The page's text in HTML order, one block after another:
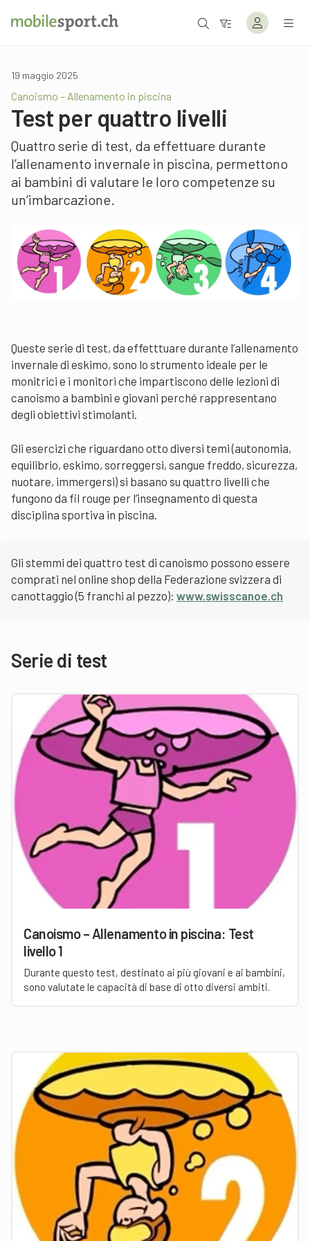
19 maggio 2025
Canoismo – Allenamento in piscina
Test per quattro livelli
Quattro serie di test, da effettuare durante
l’allenamento invernale in piscina, permettono
ai bambini di valutare le loro competenze su
un’imbarcazione.
Queste serie di test, da effetttuare durante l’allenamento
invernale di eskimo, sono lo strumento ideale per le
monitrici e i monitori che impartiscono delle lezioni di
canoismo a bambini e giovani perché rappresentano
degli obiettivi stimolanti.
Gli esercizi che riguardano otto diversi temi (autonomia,
equilibrio, eskimo, sorreggersi, sangue freddo, sicurezza,
nuotare, immergersi) si basano su quattro livelli che
fungono da fil rouge per l’insegnamento di questa
disciplina sportiva in piscina.
Gli stemmi dei quattro test di canoismo possono essere
comprati nel online shop della Federazione svizzera di
canottaggio (5 franchi al pezzo): www.swisscanoe.ch
Serie di test
Canoismo – Allenamento in piscina: Test
livello 1
Durante questo test, destinato ai più giovani e ai bambini,
sono valutate le capacità di base di otto diversi ambiti.